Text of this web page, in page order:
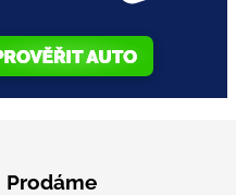
Prodáme